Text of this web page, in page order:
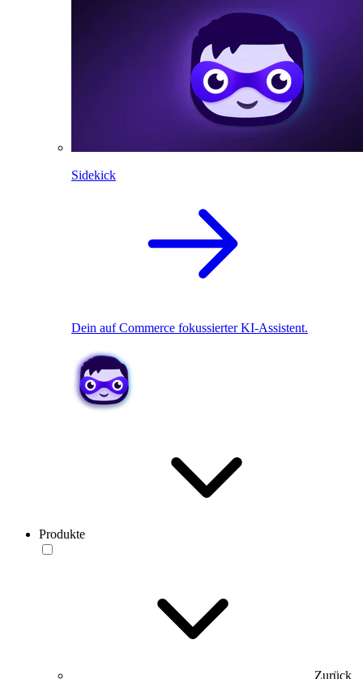
Sidekick
Dein auf Commerce fokussierter KI-Assistent.
Produkte
Zurück